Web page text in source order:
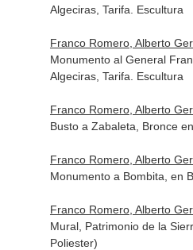
Algeciras, Tarifa. Escultura
Franco Romero, Alberto
Monumento al General
Algeciras, Tarifa. Escultura
Franco Romero, Alberto
Busto a Zabaleta, Bronce
Franco Romero, Alberto
Monumento a Bombita, en
Franco Romero, Alberto
Mural, Patrimonio de la
Poliester)